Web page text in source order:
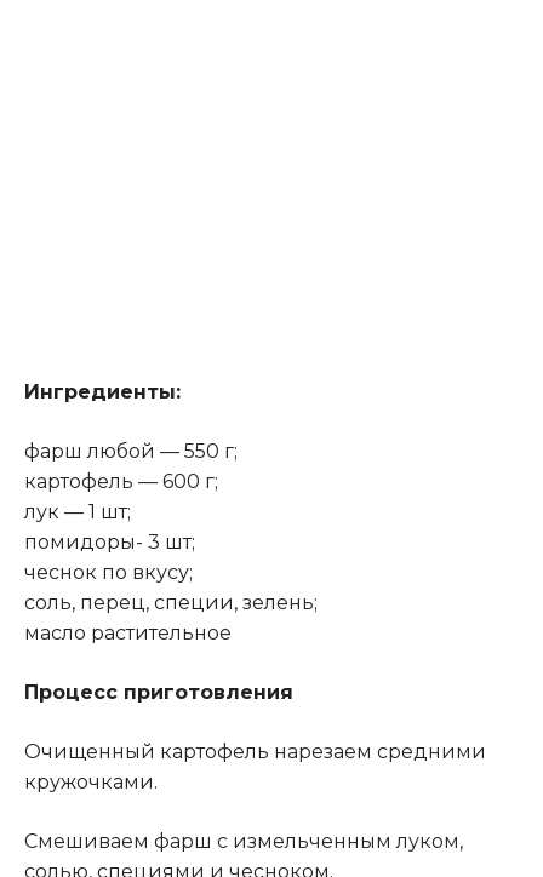
Ингредиенты:
фарш любой — 550 г;
картофель — 600 г;
лук — 1 шт;
помидоры- 3 шт;
чеснок по вкусу;
соль, перец, специи, зелень;
масло растительное
Процесс приготовления
Очищенный картофель нарезаем средними
кружочками.
Смешиваем фарш с измельченным луком,
солью, специями и чесноком.